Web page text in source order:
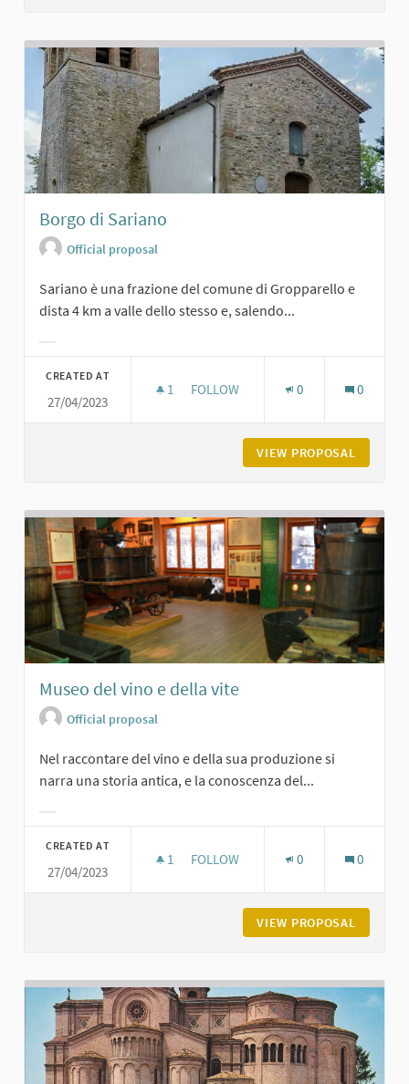
Borgo di Sariano
Official proposal
Sariano è una frazione del comune di Gropparello e
dista 4 km a valle dello stesso e, salendo...
CREATED AT
27/04/2023
1 1 FOLLOWER
FOLLOW 0 0
VIEW PROPOSAL
Museo del vino e della vite
Official proposal
Nel raccontare del vino e della sua produzione si
narra una storia antica, e la conoscenza del...
CREATED AT
27/04/2023
1 1 FOLLOWER
FOLLOW 0 0
VIEW PROPOSAL